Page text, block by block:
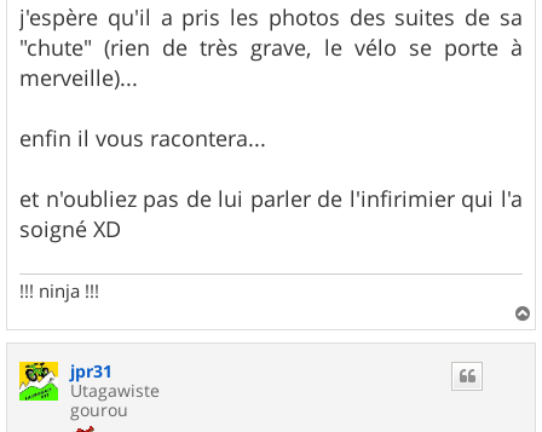
j'espère qu'il a pris les photos des suites de sa
"chute" (rien de très grave, le vélo se porte à
merveille)...
enfin il vous racontera...
et n'oubliez pas de lui parler de l'infirimier qui l'a
soigné XD
!!! ninja !!!
a
jpr31
Utagawiste
gourou